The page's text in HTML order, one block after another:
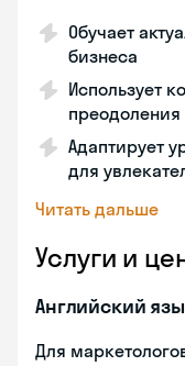
Обучает
бизнеса
Использует
преодоления
Адаптирует
для
Читать дальше
Услуги и
Английский
Для